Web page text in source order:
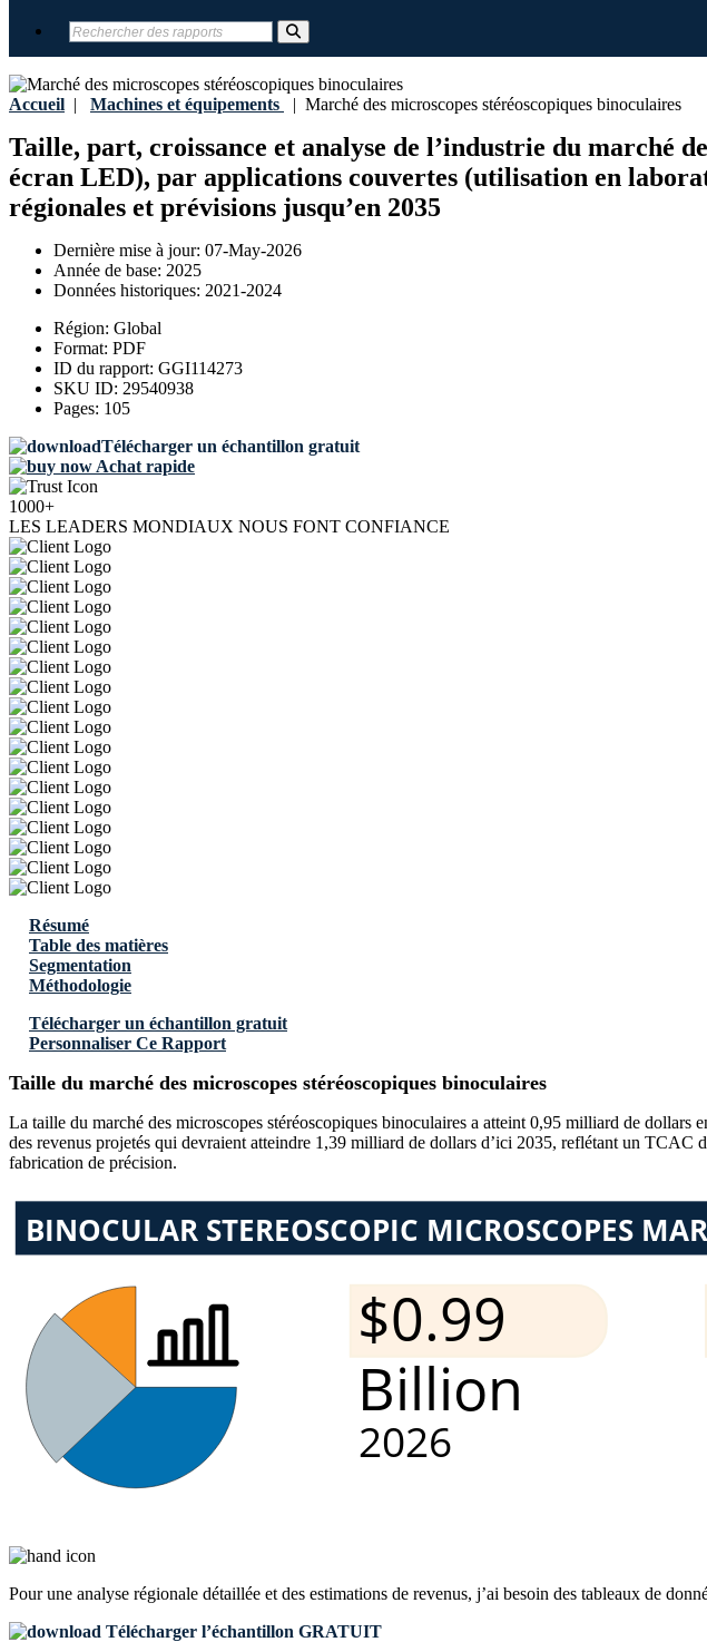
Accueil | Machines et équipements | Marché des microscopes stéréoscopiques binoculaires
Taille, part, croissance et analyse de l’industrie du marché
écran LED), par applications couvertes (utilisation en
régionales et prévisions jusqu’en 2035
Dernière mise à jour: 07-May-2026
Année de base: 2025
Données historiques: 2021-2024
Région: Global
Format: PDF
ID du rapport: GGI114273
SKU ID: 29540938
Pages: 105
Télécharger un échantillon gratuit
Achat rapide
1000+
LES LEADERS MONDIAUX NOUS FONT CONFIANCE
Résumé
Table des matières
Segmentation
Méthodologie
Télécharger un échantillon gratuit
Personnaliser Ce Rapport
Taille du marché des microscopes stéréoscopiques binoculaires
La taille du marché des microscopes stéréoscopiques binoculaires a atteint 0,95 milliard de
des revenus projetés qui devraient atteindre 1,39 milliard de dollars d’ici 2035, reflétant un TCAC
fabrication de précision.
Pour une analyse régionale détaillée et des estimations de revenus, j’ai besoin des tableaux de
Télécharger l’échantillon GRATUIT